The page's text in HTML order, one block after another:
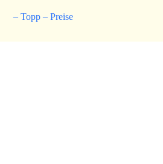
– Topp – Preise